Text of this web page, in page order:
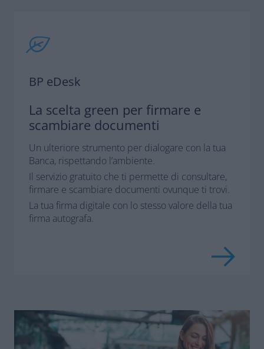
BP eDesk
La scelta green per firmare e
scambiare documenti
Un ulteriore strumento per dialogare con la tua
Banca, rispettando l’ambiente.
Il servizio gratuito che ti permette di consultare,
firmare e scambiare documenti ovunque ti trovi.
La tua firma digitale con lo stesso valore della tua
firma autografa.